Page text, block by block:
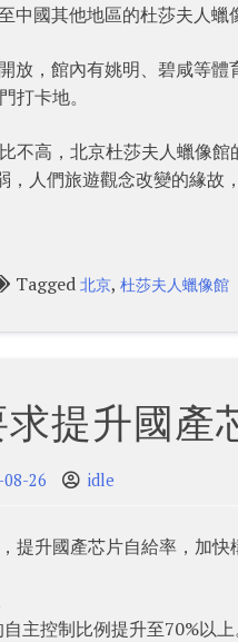
國其他地區的杜莎夫人蠟
，館內有姚明、碧咸等體
打卡地。
不高，北京杜莎夫人蠟像
人們旅遊觀念改變的緣故
Tagged北京,杜莎夫人蠟像館
提升國產
26 idle
升國產芯片自給率，加快
主控制比例提升至70%以上